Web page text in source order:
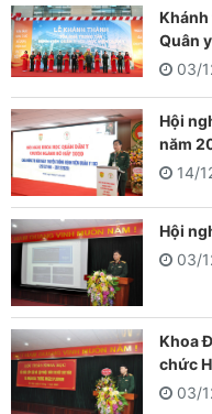
Khánh
Quân
03/
Hội
năm
14/
Hội
03/
Khoa
chức
03/